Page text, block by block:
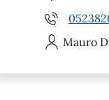
Mauro